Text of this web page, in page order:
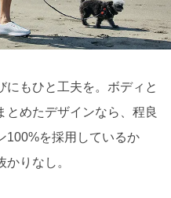
にもひと工夫を。ボディと
とめたデザインなら、程良
100%を採用しているか
りなし。